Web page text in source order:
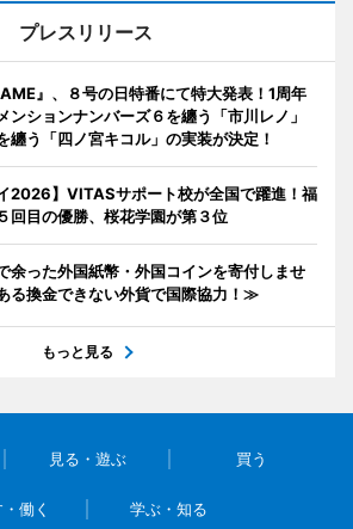
プレスリリース
』、８号の日特番にて特大発表！1周年
ンションナンバーズ６を纏う「市川レノ」
纏う「四ノ宮キコル」の実装が決定！
2026】VITASサポート校が全国で躍進！福
回目の優勝、桜花学園が第３位
余った外国紙幣・外国コインを寄付しませ
る換金できない外貨で国際協力！≫
もっと見る
見る・遊ぶ 買う
働く 学ぶ・知る